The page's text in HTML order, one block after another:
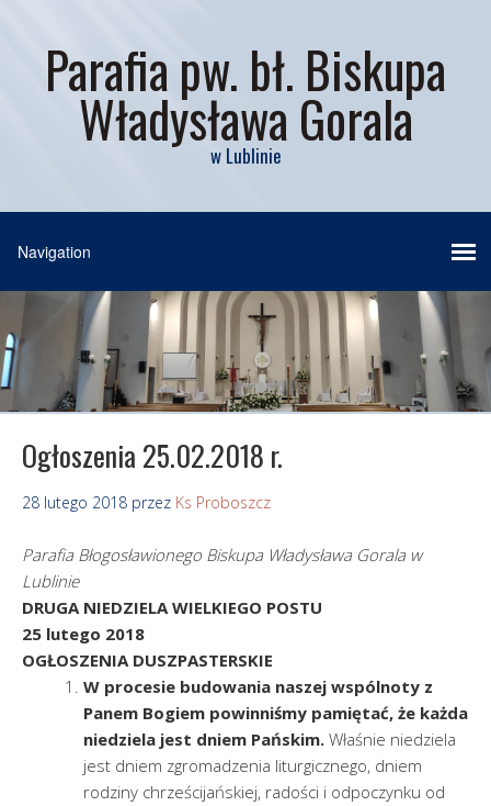
Parafia pw. bł. Biskupa
Władysława Gorala
w Lublinie
Ogłoszenia 25.02.2018 r.
28 lutego 2018 przez Ks Proboszcz
Parafia Błogosławionego Biskupa Władysława Gorala w
Lublinie
DRUGA NIEDZIELA WIELKIEGO POSTU
25 lutego 2018
OGŁOSZENIA DUSZPASTERSKIE
W procesie budowania naszej wspólnoty z
Panem Bogiem powinniśmy pamiętać, że każda
niedziela jest dniem Pańskim. Właśnie niedziela
jest dniem zgromadzenia liturgicznego, dniem
rodziny chrześcijańskiej, radości i odpoczynku od